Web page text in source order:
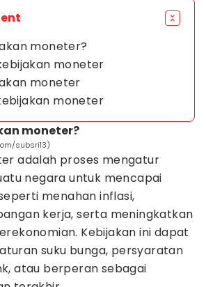
moneter?
moneter
moneter
moneter
moneter?
subsri13)
adalah proses mengatur
negara untuk mencapai
menahan inflasi,
kerja, serta meningkatkan
Kebijakan ini dapat
suku bunga, persyaratan
atau berperan sebagai